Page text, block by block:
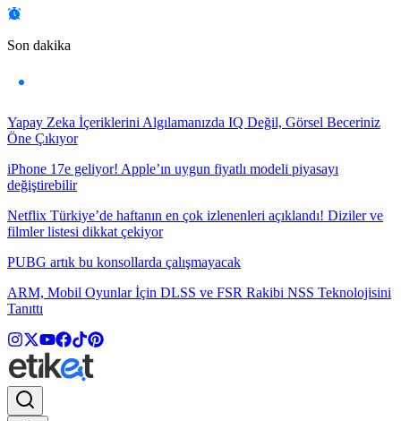
Son dakika
Yapay Zeka İçeriklerini Algılamanızda IQ Değil, Görsel Beceriniz
Öne Çıkıyor
iPhone 17e geliyor! Apple’ın uygun fiyatlı modeli piyasayı
değiştirebilir
Netflix Türkiye’de haftanın en çok izlenenleri açıklandı! Diziler ve
filmler listesi dikkat çekiyor
PUBG artık bu konsollarda çalışmayacak
ARM, Mobil Oyunlar İçin DLSS ve FSR Rakibi NSS Teknolojisini
Tanıttı